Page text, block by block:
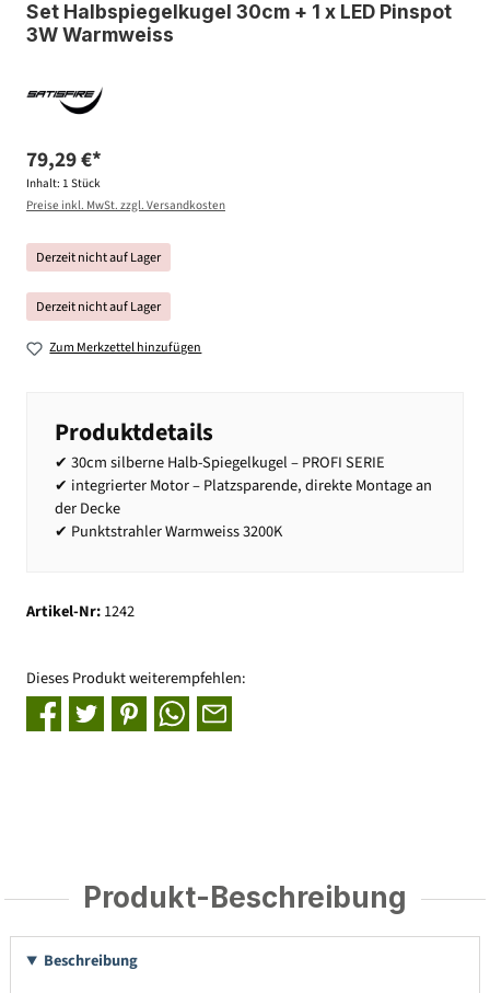
Set Halbspiegelkugel 30cm + 1 x LED Pinspot
3W Warmweiss
79,29 €*
Inhalt: 1 Stück
Preise inkl. MwSt. zzgl. Versandkosten
Derzeit nicht auf Lager
Derzeit nicht auf Lager
Zum Merkzettel hinzufügen
Produktdetails
✔ 30cm silberne Halb-Spiegelkugel – PROFI SERIE
✔ integrierter Motor – Platzsparende, direkte Montage an
der Decke
✔ Punktstrahler Warmweiss 3200K
Artikel-Nr:1242
Dieses Produkt weiterempfehlen:
Produkt-Beschreibung
Beschreibung